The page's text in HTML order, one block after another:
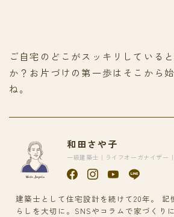
ご自宅のどこがスッキリしている
か？お片づけの第一歩はそこから
ね。
和田さや子
一級建築士｜ライフオーガナイザー
建築士として住宅設計を続けて20年。 記
らしを大切に。SNSやコラムで家づくり